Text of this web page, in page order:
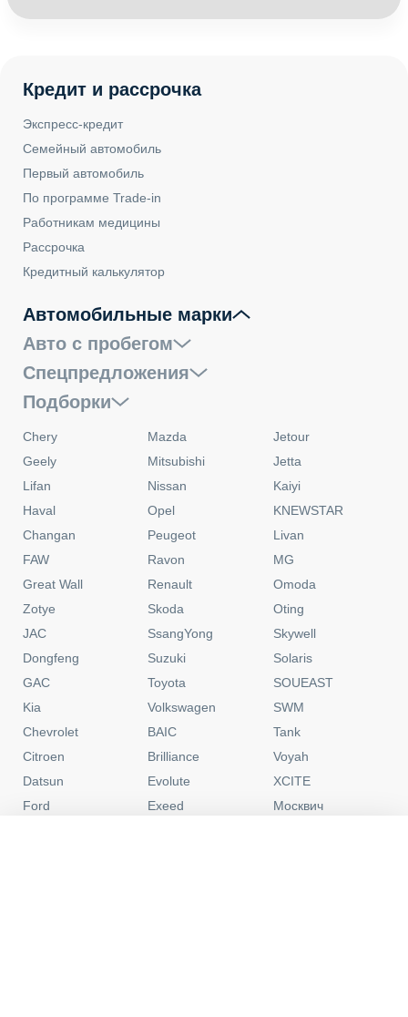
Кредит и рассрочка
Экспресс-кредит
Семейный автомобиль
Первый автомобиль
По программе Trade-in
Работникам медицины
Рассрочка
Кредитный калькулятор
Автомобильные марки
Авто с пробегом
Спецпредложения
Подборки
Chery
Geely
Lifan
Haval
Changan
FAW
Great Wall
Zotye
JAC
Dongfeng
GAC
Kia
Chevrolet
Citroen
Datsun
Ford
Mazda
Mitsubishi
Nissan
Opel
Peugeot
Ravon
Renault
Skoda
SsangYong
Suzuki
Toyota
Volkswagen
BAIC
Brilliance
Evolute
Exeed
Jetour
Jetta
Kaiyi
KNEWSTAR
Livan
MG
Omoda
Oting
Skywell
Solaris
SOUEAST
SWM
Tank
Voyah
XCITE
Москвич